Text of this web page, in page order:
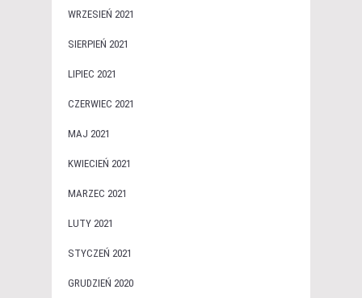
WRZESIEŃ 2021
SIERPIEŃ 2021
LIPIEC 2021
CZERWIEC 2021
MAJ 2021
KWIECIEŃ 2021
MARZEC 2021
LUTY 2021
STYCZEŃ 2021
GRUDZIEŃ 2020